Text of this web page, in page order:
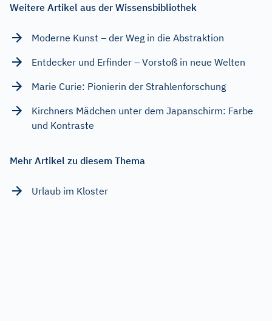
Weitere Artikel aus der Wissensbibliothek
Moderne Kunst – der Weg in die Abstraktion
Entdecker und Erfinder – Vorstoß in neue Welten
Marie Curie: Pionierin der Strahlenforschung
Kirchners Mädchen unter dem Japanschirm: Farbe
und Kontraste
Mehr Artikel zu diesem Thema
Urlaub im Kloster